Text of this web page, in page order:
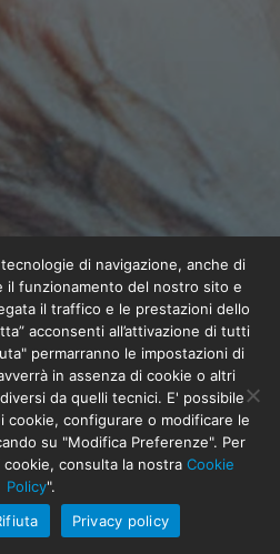
di navigazione, anche di
funzionamento del nostro sito e
il traffico e le prestazioni dello
acconsenti all’attivazione di tutti
permarranno le impostazioni di
in assenza di cookie o altri
da quelli tecnici. E' possibile
cookie, configurare o modificare le
su "Modifica Preferenze". Per
consulta la nostra Cookie
Policy".
Privacy policy